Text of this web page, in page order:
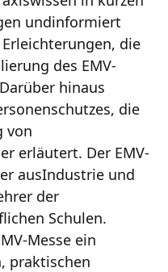
undinformiert
die
des EMV-
hinaus
die
von
erläutert. Der EMV-
ausIndustrie und
der
Schulen.
Messe ein
praktischen